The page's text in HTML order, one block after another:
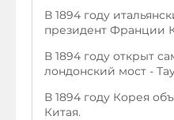
В 1894 году
президент Франции
В 1894 году открыт
лондонский мост -
В 1894 году Корея
Китая.